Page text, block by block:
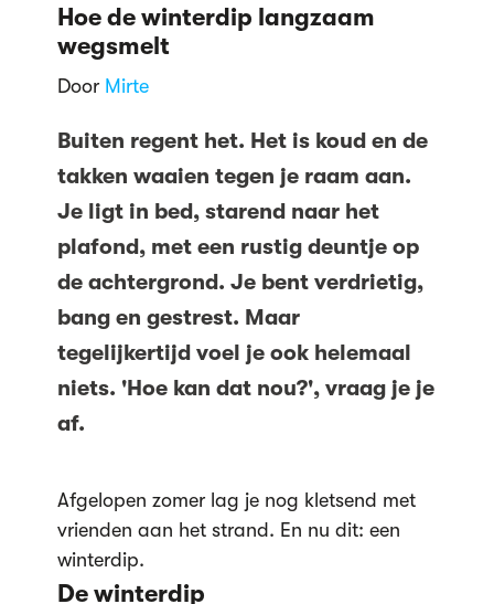
Hoe de winterdip langzaam
wegsmelt
Door Mirte
Buiten regent het. Het is koud en de
takken waaien tegen je raam aan.
Je ligt in bed, starend naar het
plafond, met een rustig deuntje op
de achtergrond. Je bent verdrietig,
bang en gestrest. Maar
tegelijkertijd voel je ook helemaal
niets. 'Hoe kan dat nou?', vraag je je
af.
Afgelopen zomer lag je nog kletsend met
vrienden aan het strand. En nu dit: een
winterdip.
De winterdip